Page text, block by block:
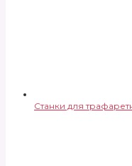
Станки для